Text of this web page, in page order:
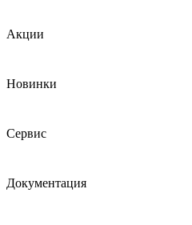
Акции
Новинки
Сервис
Документация